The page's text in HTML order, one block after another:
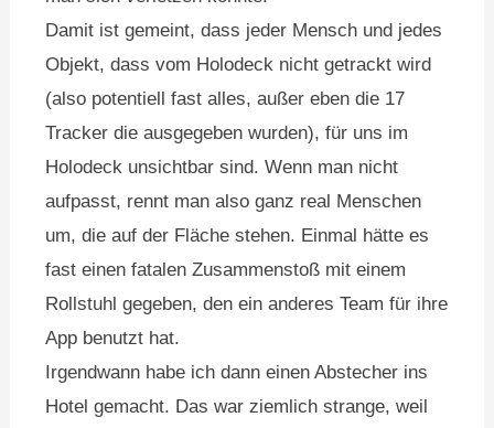
Damit ist gemeint, dass jeder Mensch und jedes
Objekt, dass vom Holodeck nicht getrackt wird
(also potentiell fast alles, außer eben die 17
Tracker die ausgegeben wurden), für uns im
Holodeck unsichtbar sind. Wenn man nicht
aufpasst, rennt man also ganz real Menschen
um, die auf der Fläche stehen. Einmal hätte es
fast einen fatalen Zusammenstoß mit einem
Rollstuhl gegeben, den ein anderes Team für ihre
App benutzt hat.
Irgendwann habe ich dann einen Abstecher ins
Hotel gemacht. Das war ziemlich strange, weil